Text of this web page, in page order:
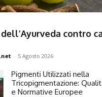
contro
- 5 Agosto 2026
Pigmenti Utilizzati nella
Tricopigmentazione:
e Normative Europee